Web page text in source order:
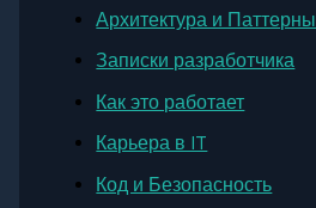
Архитектура и Паттерны
Записки разработчика
Как это работает
Карьера в IT
Код и Безопасность